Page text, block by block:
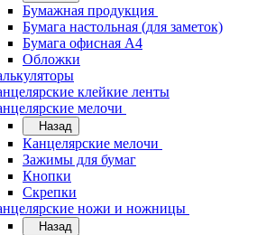
Бумажная продукция
Бумага настольная (для заметок)
Бумага офисная А4
Обложки
клейкие ленты
мелочи
Назад
Канцелярские мелочи
Зажимы для бумаг
Кнопки
Скрепки
ножи и ножницы
Назад